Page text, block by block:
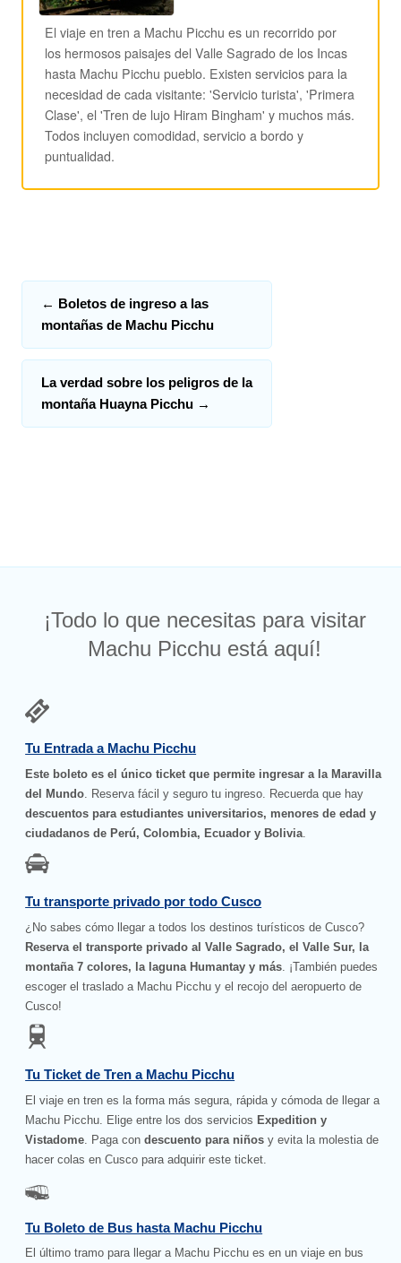
El viaje en tren a Machu Picchu es un recorrido por
los hermosos paisajes del Valle Sagrado de los Incas
hasta Machu Picchu pueblo. Existen servicios para la
necesidad de cada visitante: 'Servicio turista', 'Primera
Clase', el 'Tren de lujo Hiram Bingham' y muchos más.
Todos incluyen comodidad, servicio a bordo y
puntualidad.
← Boletos de ingreso a las
montañas de Machu Picchu
La verdad sobre los peligros de la
montaña Huayna Picchu →
¡Todo lo que necesitas para visitar
Machu Picchu está aquí!
Tu Entrada a Machu Picchu
Este boleto es el único ticket que permite ingresar a la Maravilla
del Mundo . Reserva fácil y seguro tu ingreso. Recuerda que hay
descuentos para estudiantes universitarios, menores de edad y
ciudadanos de Perú, Colombia, Ecuador y Bolivia
Tu transporte privado por todo Cusco
¿No sabes cómo llegar a todos los destinos turísticos de Cusco?
Reserva el transporte privado al Valle Sagrado, el Valle Sur, la
montaña 7 colores, la laguna Humantay y más . ¡También puedes
escoger el traslado a Machu Picchu y el recojo del aeropuerto de
Cusco!
Tu Ticket de Tren a Machu Picchu
El viaje en tren es la forma más segura, rápida y cómoda de llegar a
Machu Picchu. Elige entre los dos servicios Expedition y
Vistadome . Paga condescuento para niños y evita la molestia de
hacer colas en Cusco para adquirir este ticket.
Tu Boleto de Bus hasta Machu Picchu
El último tramo para llegar a Machu Picchu es en un viaje en bus